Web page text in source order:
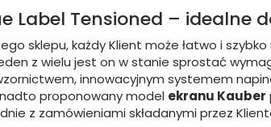
Label Tensioned –
sklepu, każdy Klient może łatwo i
z wielu jest on w stanie sprostać
innowacyjnym systemem
proponowany model ekranu Kauber
z zamówieniami składanymi przez